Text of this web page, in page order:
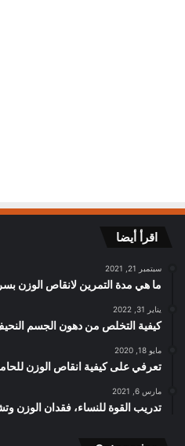
اقرأ أيضا
سبتمبر 21, 2021
ما هي مدة التمرين لانقاص الوزن
يناير 31, 2022
كيفية التخلص من دهون الجسم
مايو 18, 2020
تعرفي على كيفية انقاص الوزن
مارس 6, 2021
تدريب القوة للنساء، فقدان الوزن